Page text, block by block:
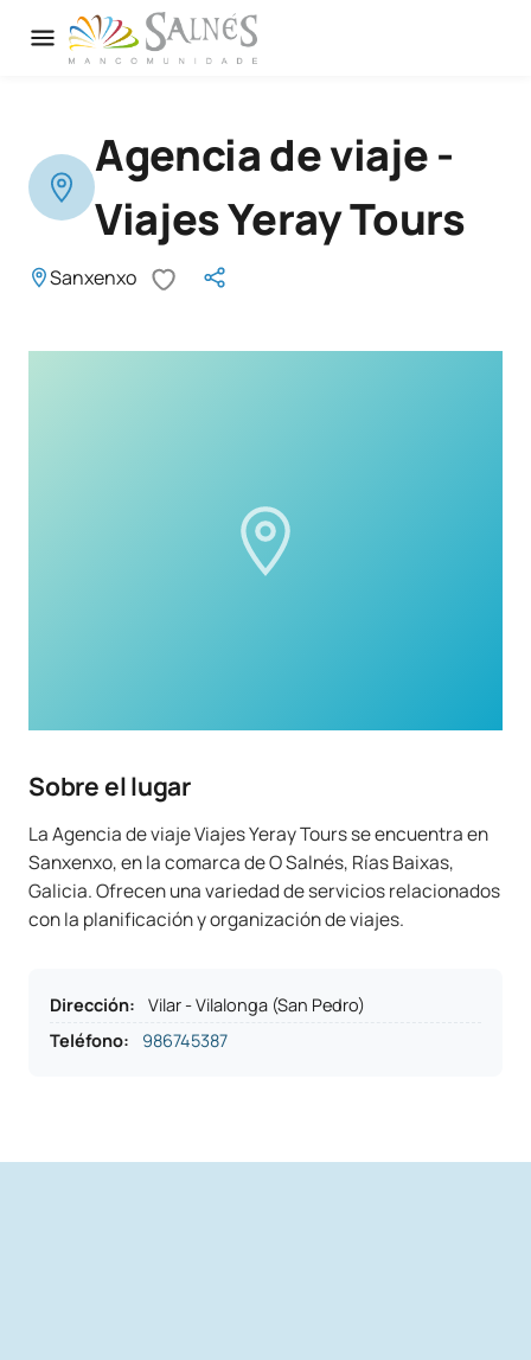
Agencia de viaje -
Viajes Yeray Tours
Sanxenxo
Sobre el lugar
La Agencia de viaje Viajes Yeray Tours se encuentra en
Sanxenxo, en la comarca de O Salnés, Rías Baixas,
Galicia. Ofrecen una variedad de servicios relacionados
con la planificación y organización de viajes.
Dirección:
Vilar - Vilalonga (San Pedro)
Teléfono: 986745387